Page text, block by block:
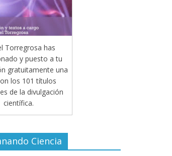
Torregrosa has
y puesto a tu
gratuitamente una
los 101 títulos
de la divulgación
científica.
Ciencia